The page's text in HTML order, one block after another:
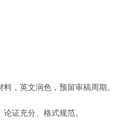
，英文润色，预留审稿周期。
证充分、格式规范。